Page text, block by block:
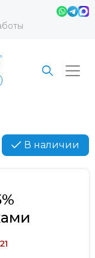
В наличии